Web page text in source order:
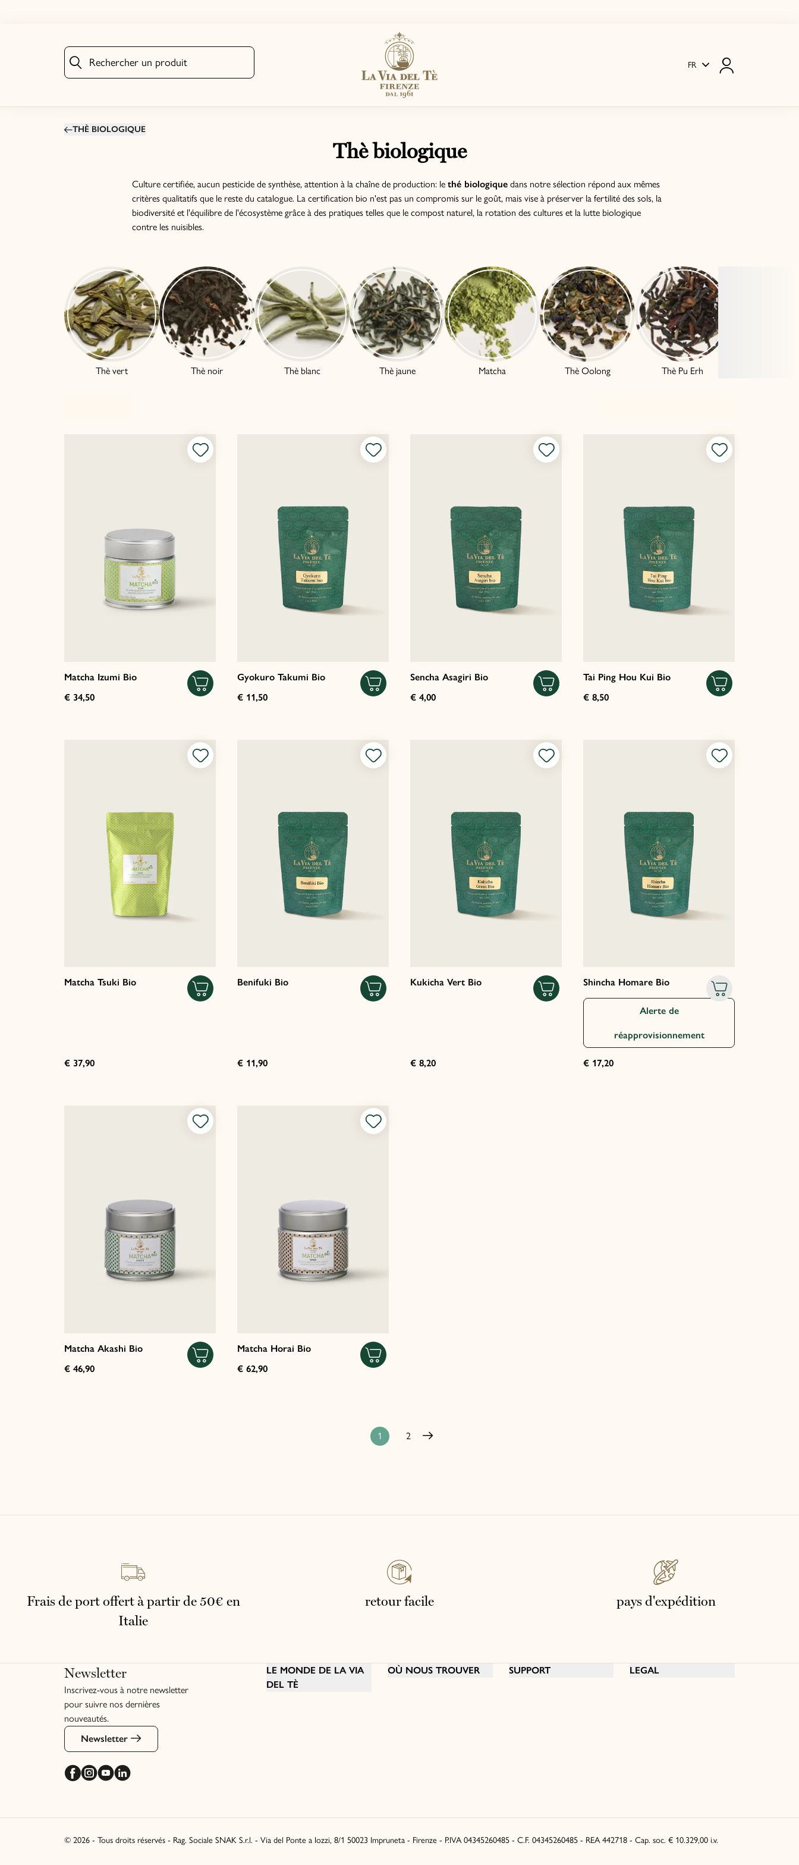
FR
Rechercher un produit
THÈ BIOLOGIQUE
Thè biologique
Culture certifiée, aucun pesticide de synthèse, attention à la chaîne de production: le thé biologique dans notre sélection répond aux mêmes
critères qualitatifs que le reste du catalogue. La certification bio n'est pas un compromis sur le goût, mais vise à préserver la fertilité des sols, la
biodiversité et l'équilibre de l'écosystème grâce à des pratiques telles que le compost naturel, la rotation des cultures et la lutte biologique
contre les nuisibles.
Thè vert Thè noir Thè blanc Thè jaune Matcha Thè Oolong Thè Pu Erh
Matcha Izumi Bio
€ 34,50
Gyokuro Takumi Bio
€ 11,50
Sencha Asagiri Bio
€ 4,00
Tai Ping Hou Kui Bio
€ 8,50
Matcha Tsuki Bio
€ 37,90
Benifuki Bio
€ 11,90
Kukicha Vert Bio
€ 8,20
Shincha Homare Bio
Alerte de
réapprovisionnement
€ 17,20
Matcha Akashi Bio
€ 46,90
Matcha Horai Bio
€ 62,90
1 2
Newsletter
Inscrivez-vous à notre newsletter
pour suivre nos dernières
nouveautés.
Newsletter
Frais de port offert à partir de 50€ en
Italie
retour facile pays d'expédition
LE MONDE DE LA VIA
DEL TÈ
OÙ NOUS TROUVER SUPPORT LEGAL
© 2026 - Tous droits réservés - Rag. Sociale SNAK S.r.l. - Via del Ponte a Iozzi, 8/1 50023 Impruneta - Firenze - P.IVA 04345260485 - C.F. 04345260485 - REA 442718 - Cap. soc. € 10.329,00 i.v.